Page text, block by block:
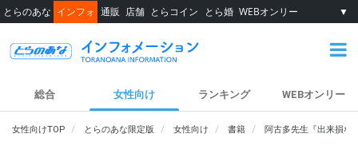
とらのあな インフォ 通販 店舗 とらコイン とら婚 WEBオンリー ▼
総合 女性向け ランキング WEBオンリー
女性向けTOP とらのあな限定版 女性向け 書籍 阿古多先生『出来損な